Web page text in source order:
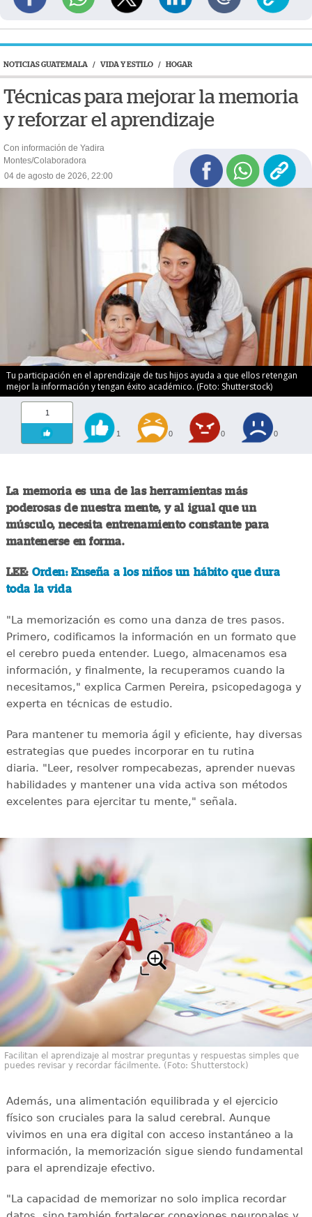
NOTICIAS GUATEMALA / VIDA Y ESTILO / HOGAR
Técnicas para mejorar la memoria
y reforzar el aprendizaje
Con información de Yadira
Montes/Colaboradora
04 de agosto de 2026, 22:00
Tu participación en el aprendizaje de tus hijos ayuda a que ellos retengan
mejor la información y tengan éxito académico. (Foto: Shutterstock)
1
1 0 0 0
La memoria es una de las herramientas más
poderosas de nuestra mente, y al igual que un
músculo, necesita entrenamiento constante para
mantenerse en forma.
LEE: Orden: Enseña a los niños un hábito que dura
toda la vida
"La memorización es como una danza de tres pasos.
Primero, codificamos la información en un formato que
el cerebro pueda entender. Luego, almacenamos esa
información, y finalmente, la recuperamos cuando la
necesitamos," explica Carmen Pereira, psicopedagoga y
experta en técnicas de estudio.
Para mantener tu memoria ágil y eficiente, hay diversas
estrategias que puedes incorporar en tu rutina
diaria. "Leer, resolver rompecabezas, aprender nuevas
habilidades y mantener una vida activa son métodos
excelentes para ejercitar tu mente," señala.
Facilitan el aprendizaje al mostrar preguntas y respuestas simples que
puedes revisar y recordar fácilmente. (Foto: Shutterstock)
Además, una alimentación equilibrada y el ejercicio
físico son cruciales para la salud cerebral. Aunque
vivimos en una era digital con acceso instantáneo a la
información, la memorización sigue siendo fundamental
para el aprendizaje efectivo.
"La capacidad de memorizar no solo implica recordar